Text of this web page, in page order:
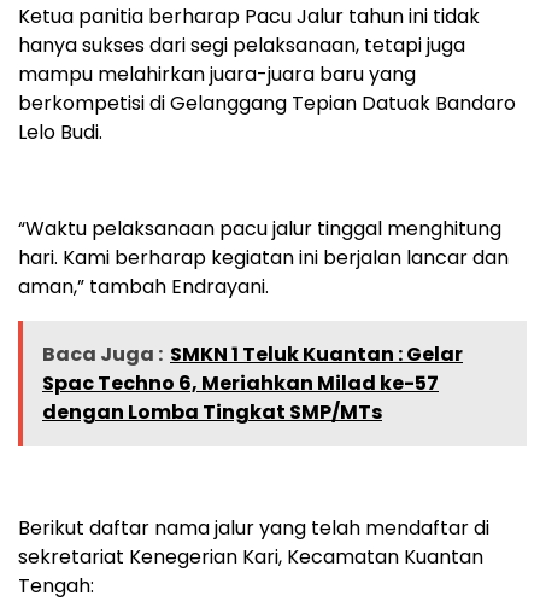
Ketua panitia berharap Pacu Jalur tahun ini tidak
hanya sukses dari segi pelaksanaan, tetapi juga
mampu melahirkan juara-juara baru yang
berkompetisi di Gelanggang Tepian Datuak Bandaro
Lelo Budi.
“Waktu pelaksanaan pacu jalur tinggal menghitung
hari. Kami berharap kegiatan ini berjalan lancar dan
aman,” tambah Endrayani.
Baca Juga : SMKN 1 Teluk Kuantan : Gelar
Spac Techno 6, Meriahkan Milad ke-57
dengan Lomba Tingkat SMP/MTs
Berikut daftar nama jalur yang telah mendaftar di
sekretariat Kenegerian Kari, Kecamatan Kuantan
Tengah: